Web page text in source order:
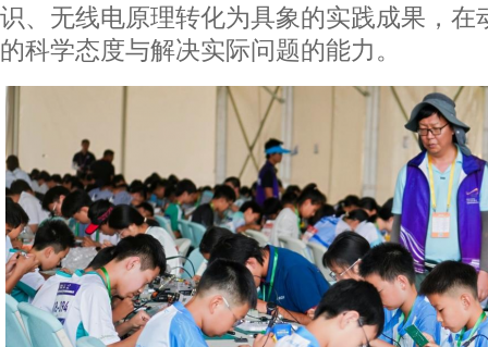
识、无线电原理转化为具象的实践成果，在
的科学态度与解决实际问题的能力。